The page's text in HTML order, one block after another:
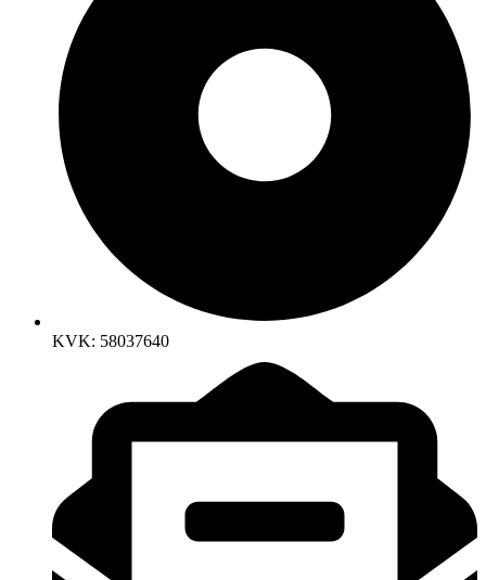
KVK: 58037640